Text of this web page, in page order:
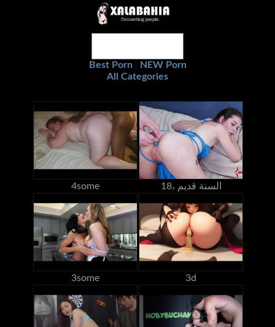
Best Porn
NEW Porn
All Categories
4some 18، السنة قديم
3some 3d